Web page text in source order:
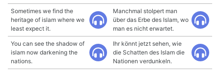
Sometimes we find the
heritage of islam where we
least expect it.
Manchmal stolpert man
über das Erbe des Islam, wo
man es nicht erwartet.
You can see the shadow of
islam now darkening the
nations.
Ihr könnt jetzt sehen, wie
die Schatten des Islam die
Nationen verdunkeln.